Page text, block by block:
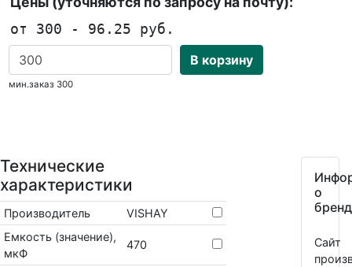
от 300 - 96.25 руб.
В корзину
мин.заказ 300
Технические
характеристики
Производитель
VISHAY
Емкость (значение),
мкФ
470
о
Сайт